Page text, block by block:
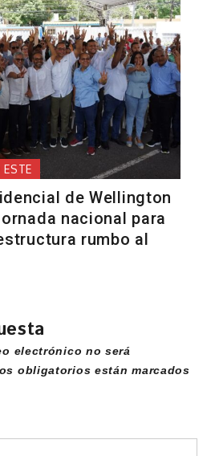
de Wellington
nacional para
rumbo al
electrónico no será
obligatorios están marcados